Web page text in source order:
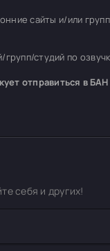
сайты и/или
студий по
отправиться в
себя и других!